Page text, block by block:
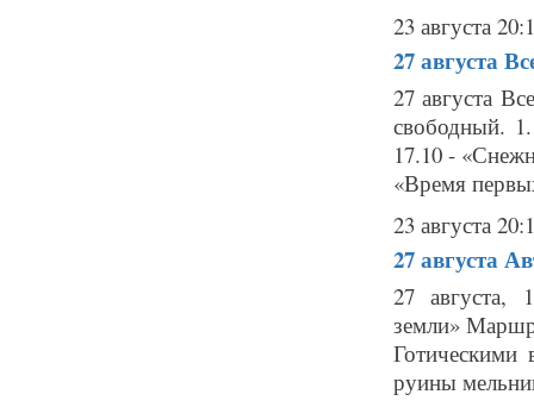
23 августа
27 августа
27 августа
свободный.
17.10 -
«Время
23 августа
27 августа
27 августа,
земли»
руины